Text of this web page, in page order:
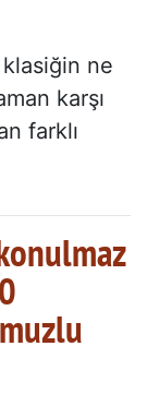
ne
karşı
farklı